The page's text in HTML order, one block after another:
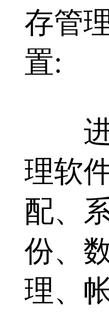
存管
置:
进
理软
配、
份、
理、